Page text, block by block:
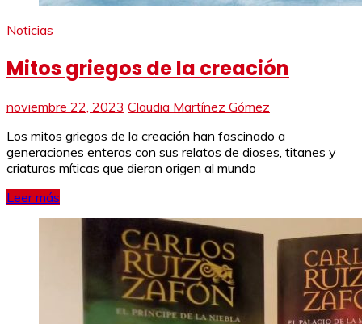
Noticias
Mitos griegos de la creación
noviembre 22, 2023 Claudia Martínez Gómez
Los mitos griegos de la creación han fascinado a
generaciones enteras con sus relatos de dioses, titanes y
criaturas míticas que dieron origen al mundo
Leer más